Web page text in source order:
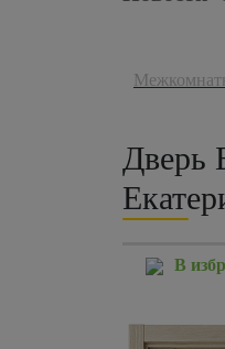
Дверь
В